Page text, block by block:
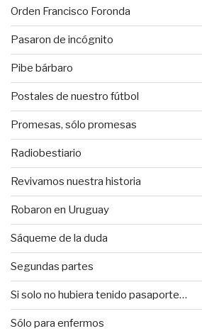
Orden Francisco Foronda
Pasaron de incógnito
Pibe bárbaro
Postales de nuestro fútbol
Promesas, sólo promesas
Radiobestiario
Revivamos nuestra historia
Robaron en Uruguay
Sáqueme de la duda
Segundas partes
Si solo no hubiera tenido pasaporte…
Sólo para enfermos